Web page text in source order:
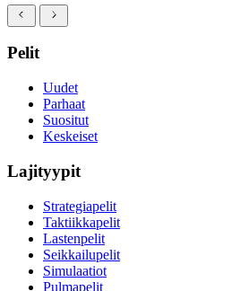
Pelit
Uudet
Parhaat
Suositut
Keskeiset
Lajityypit
Strategiapelit
Taktiikkapelit
Lastenpelit
Seikkailupelit
Simulaatiot
Pulmapelit